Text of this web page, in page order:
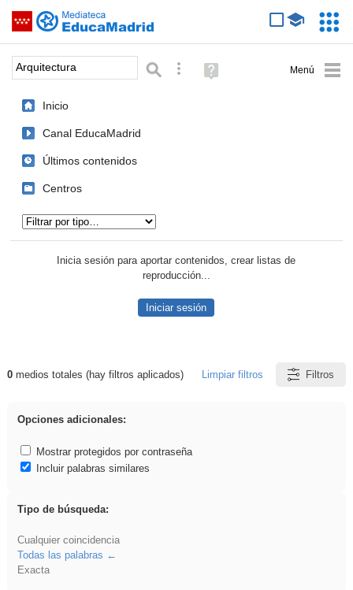
Saltar navegación
Palabra o frase: Búsqueda avanzada
Ayuda
(en
Inicio
Canal EducaMadrid
Últimos contenidos
Centros
Inicia sesión para aportar contenidos, crear listas de
reproducción...
Iniciar sesión
Resultados de: Arquitectura
0medios totales (hay filtros aplicados) Limpiar filtros Filtros
Opciones adicionales:
Mostrar protegidos por contraseña
Incluir palabras similares
Tipo de búsqueda:
Cualquier coincidencia
Todas las palabras
Exacta